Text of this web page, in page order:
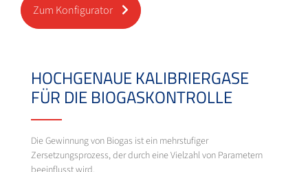
HOCHGENAUE KALIBRIERGASE
FÜR DIE BIOGASKONTROLLE
Die Gewinnung von Biogas ist ein mehrstufiger
Zersetzungsprozess, der durch eine Vielzahl von Parametern
Zum Konfigurator